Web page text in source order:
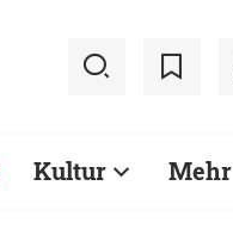
Kultur Mehr